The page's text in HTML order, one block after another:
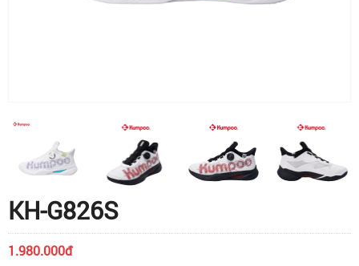
KH-G826S
1.980.000đ